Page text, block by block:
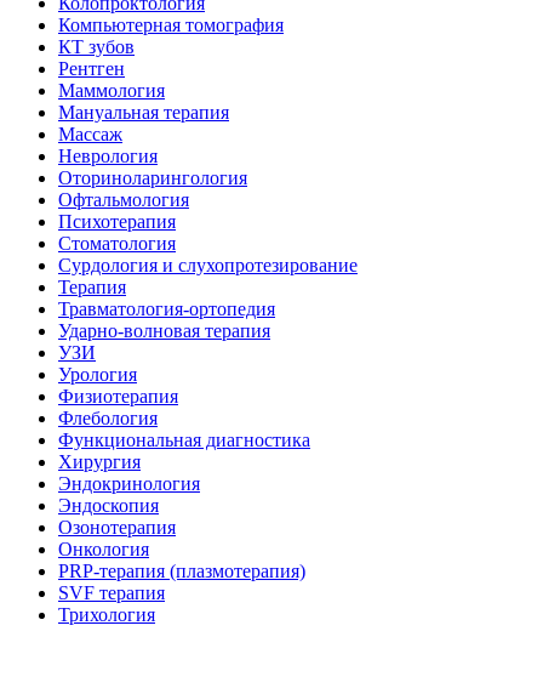
Компьютерная томография
КТ зубов
Рентген
Маммология
Мануальная терапия
Массаж
Неврология
Оториноларингология
Офтальмология
Психотерапия
Стоматология
Сурдология и слухопротезирование
Терапия
Травматология-ортопедия
Ударно-волновая терапия
УЗИ
Урология
Физиотерапия
Флебология
Функциональная диагностика
Хирургия
Эндокринология
Эндоскопия
Озонотерапия
Онкология
PRP-терапия (плазмотерапия)
SVF терапия
Трихология